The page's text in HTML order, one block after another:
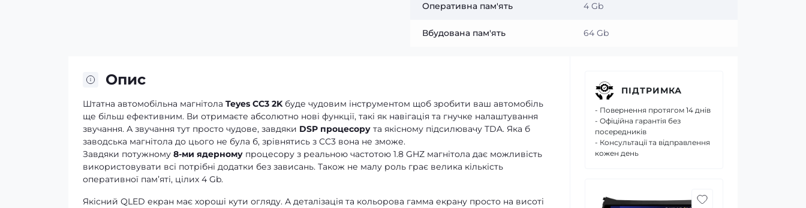
Оперативна пам'ять 4 Gb
Вбудована пам'ять 64 Gb
Опис
Штатна автомобільна магнітола Teyes CC3 2Kбуде чудовим інструментом щоб зробити ваш автомобіль
ще більш ефективним. Ви отримаєте абсолютно нові функції, такі як навігація та гнучке налаштування
звучання. А звучання тут просто чудове, завдяки DSP процесору та якісному підсилювачу TDA. Яка б
заводська магнітола до цього не була б, зрівнятись з CC3 вона не зможе.
Завдяки потужному 8-ми ядерному процесору з реальною частотою 1.8 GHZ магнітола дає можливість
використовувати всі потрібні додатки без зависань. Також не малу роль грає велика кількість
оперативної памʼяті, цілих 4 Gb.
Якісний QLED екран має хороші кути огляду. А деталізація та кольорова гамма екрану просто на висоті
ПІДТРИМКА
- Повернення протягом 14 днів
- Офіційна гарантія без
посередників
- Консультації та відправлення
кожен день